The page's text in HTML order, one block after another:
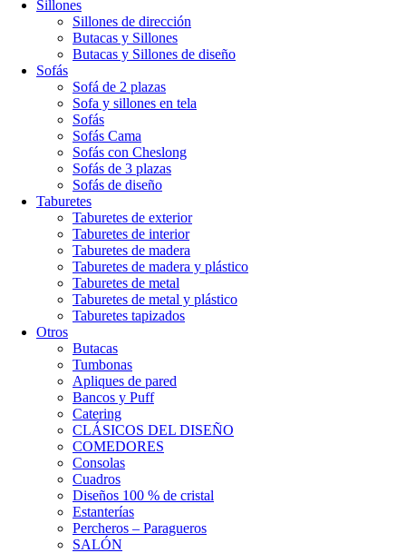
Sillones
Sillones de dirección
Butacas y Sillones
Butacas y Sillones de diseño
Sofás
Sofá de 2 plazas
Sofa y sillones en tela
Sofás
Sofás Cama
Sofás con Cheslong
Sofás de 3 plazas
Sofás de diseño
Taburetes
Taburetes de exterior
Taburetes de interior
Taburetes de madera
Taburetes de madera y plástico
Taburetes de metal
Taburetes de metal y plástico
Taburetes tapizados
Otros
Butacas
Tumbonas
Apliques de pared
Bancos y Puff
Catering
CLÁSICOS DEL DISEÑO
COMEDORES
Consolas
Cuadros
Diseños 100 % de cristal
Estanterías
Percheros – Paragueros
SALÓN